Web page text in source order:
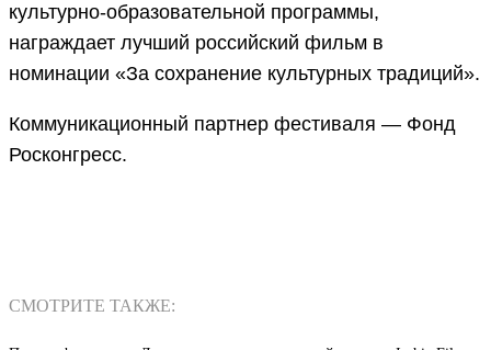
культурно-образовательной программы,
награждает лучший российский фильм в
номинации «За сохранение культурных традиций».
Коммуникационный партнер фестиваля — Фонд
Росконгресс.
СМОТРИТЕ ТАКЖЕ: